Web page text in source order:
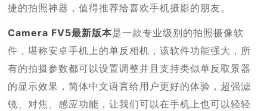
捷的拍照神器，值得推荐给喜欢手机摄影的朋友。
Camera FV5最新版本是一款专业级别的拍照摄像软
件，堪称安卓手机上的单反相机，该软件功能强大，所
有的拍摄参数都可以设置调整并且支持类似单反取景器
的显示效果，简体中文语言给用户更好的体验，超强滤
镜、对焦、感应功能，让我们可以在手机上也可以轻轻